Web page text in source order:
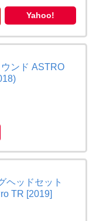
Yahoo!
ンド ASTRO
ヘッドセット
TR [2019]